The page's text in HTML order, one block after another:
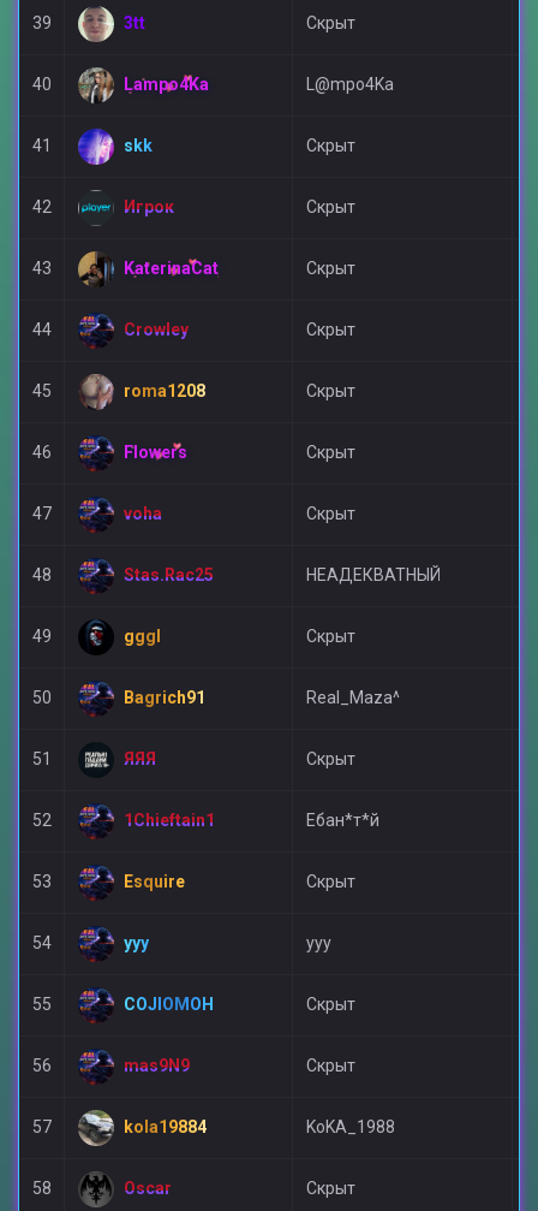
39 3tt Скрыт
40 Lampo4Ka L@mpo4Ka
41 skk Скрыт
42 Игрок Скрыт
43 KaterinaCat Скрыт
44 Crowley Скрыт
45 roma1208 Скрыт
46 Flowers Скрыт
47 voha Скрыт
48 Stas.Rac25 НЕАДЕКВАТНЫЙ
49 gggl Скрыт
50 Bagrich91 Real_Maza^
51 ЯЯЯ Скрыт
52 1Chieftain1 Ебан*т*й
53 Esquire Скрыт
54 yyy yyy
55 COJIOMOH Скрыт
56 mas9N9 Скрыт
57 kola19884 KoKA_1988
58 Oscar Скрыт